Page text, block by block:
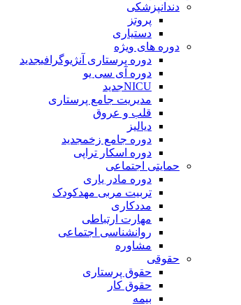
دندانپزشکی
پروتز
دستیاری
دوره های ویژه
دوره پرستاری آنژیوگرافیجدید
دوره آی سی یو
NICUجدید
مدیریت جامع پرستاری
قلب و عروق
دیالیز
دوره جامع زخمجدید
دوره اسکار تراپی
حمایتی اجتماعی
دوره مادر یاری
تربیت مربی مهدکودک
مددکاری
مهارت ارتباطی
روانشناسی اجتماعی
مشاوره
حقوقی
حقوق پرستاری
حقوق کار
بیمه